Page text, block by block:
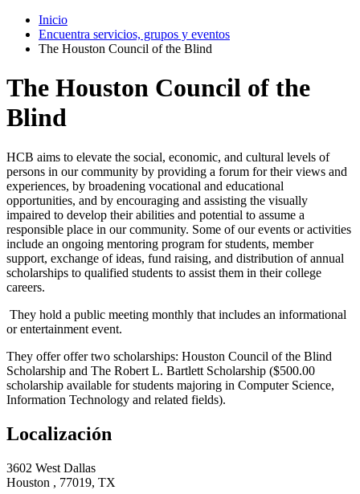
Inicio
Encuentra servicios, grupos y eventos
The Houston Council of the Blind
The Houston Council of the
Blind
HCB aims to elevate the social, economic, and cultural levels of
persons in our community by providing a forum for their views and
experiences, by broadening vocational and educational
opportunities, and by encouraging and assisting the visually
impaired to develop their abilities and potential to assume a
responsible place in our community. Some of our events or activities
include an ongoing mentoring program for students, member
support, exchange of ideas, fund raising, and distribution of annual
scholarships to qualified students to assist them in their college
careers.
They hold a public meeting monthly that includes an informational
or entertainment event.
They offer offer two scholarships: Houston Council of the Blind
Scholarship and The Robert L. Bartlett Scholarship ($500.00
scholarship available for students majoring in Computer Science,
Information Technology and related fields).
Localización
3602 West Dallas
Houston , 77019, TX